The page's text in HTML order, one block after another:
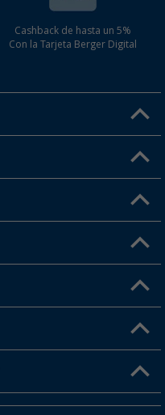
Cashback de hasta un 5%
Con la Tarjeta Berger Digital